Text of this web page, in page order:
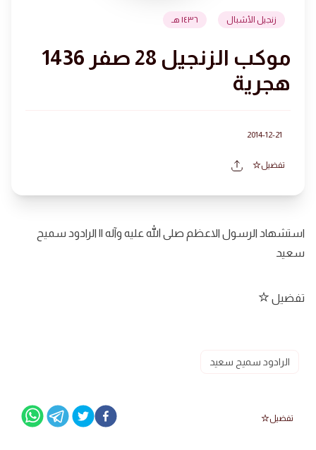
زنجيل الأشبال ١٤٣٦ هـ
موكب الزنجيل 28 صفر 1436
هجرية
2014-12-21
تفضيل
استشهاد الرسول الاعظم صلى الله عليه وآله || الرادود سميح
سعيد
تفضيل
الرادود سميح سعيد
تفضيل